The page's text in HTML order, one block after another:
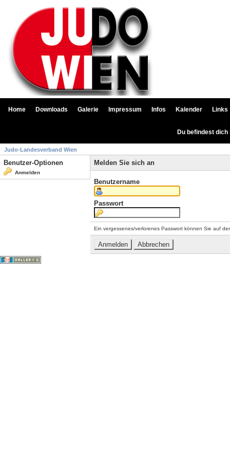
Home Downloads Galerie Impressum Infos Kalender Links
Du befindest
Judo-Landesverband Wien
Benutzer-Optionen
Anmelden
Melden Sie sich an
Benutzername
Passwort
Ein vergessenes/verlorenes Passwort können Sie auf